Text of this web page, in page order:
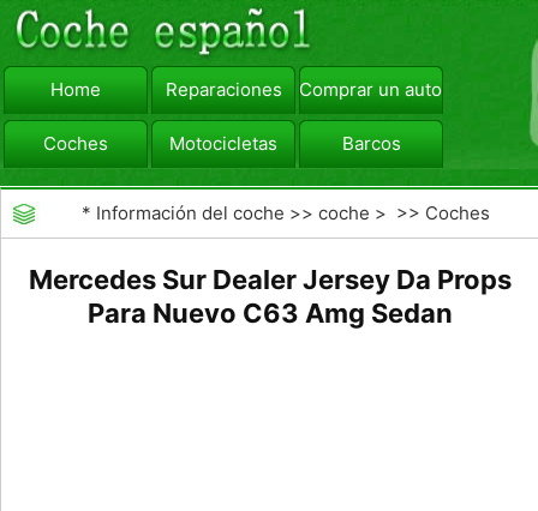
Home Reparaciones Comprar un automóvil
Coches Motocicletas Barcos
viajar Camiones
* Información del coche >>coche > >> Coches
Mercedes Sur Dealer Jersey Da Props
Para Nuevo C63 Amg Sedan